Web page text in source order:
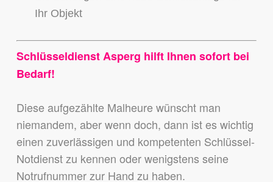
Ihr Objekt
Schlüsseldienst Asperg hilft Ihnen sofort bei
Bedarf!
Diese aufgezählte Malheure wünscht man
niemandem, aber wenn doch, dann ist es wichtig
einen zuverlässigen und kompetenten Schlüssel-
Notdienst zu kennen oder wenigstens seine
Notrufnummer zur Hand zu haben.